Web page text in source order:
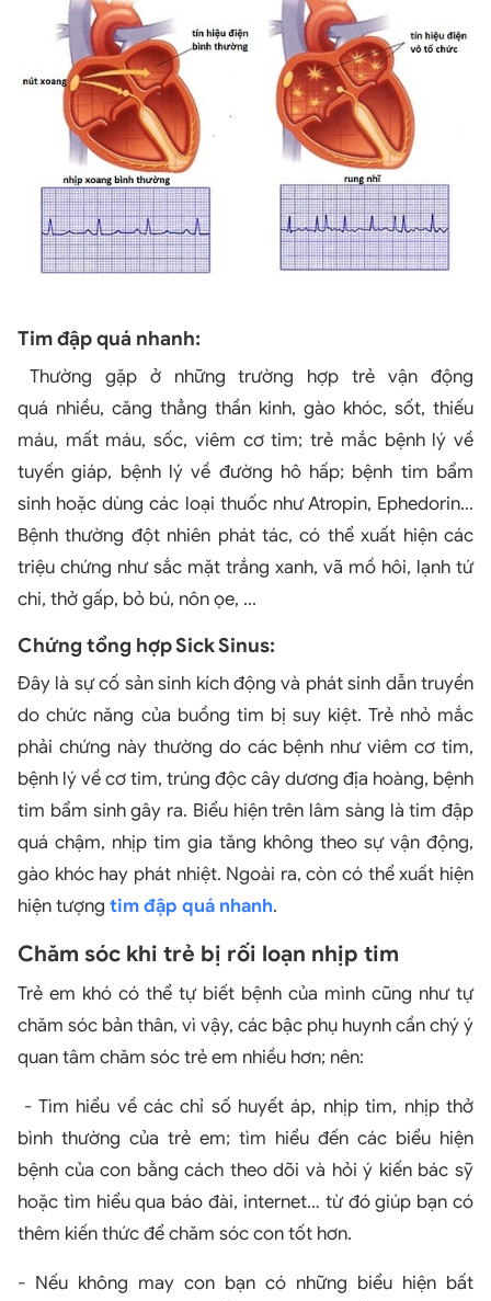
Tim đập quá nhanh:
Thường gặp ở những trường hợp trẻ vận động
quá nhiều, căng thẳng thần kinh, gào khóc, sốt, thiếu
máu, mất máu, sốc, viêm cơ tim; trẻ mắc bệnh lý về
tuyến giáp, bệnh lý về đường hô hấp; bệnh tim bẩm
sinh hoặc dùng các loại thuốc như Atropin, Ephedorin…
Bệnh thường đột nhiên phát tác, có thể xuất hiện các
triệu chứng như sắc mặt trắng xanh, vã mồ hôi, lạnh tứ
chi, thở gấp, bỏ bú, nôn ọe, ...
Chứng tổng hợp Sick Sinus:
Đây là sự cố sản sinh kích động và phát sinh dẫn truyền
do chức năng của buồng tim bị suy kiệt. Trẻ nhỏ mắc
phải chứng này thường do các bệnh như viêm cơ tim,
bệnh lý về cơ tim, trúng độc cây dương địa hoàng, bệnh
tim bẩm sinh gây ra. Biểu hiện trên lâm sàng là tim đập
quá chậm, nhịp tim gia tăng không theo sự vận động,
gào khóc hay phát nhiệt. Ngoài ra, còn có thể xuất hiện
hiện tượng tim đập quá nhanh.
Chăm sóc khi trẻ bị rối loạn nhịp tim
Trẻ em khó có thể tự biết bệnh của mình cũng như tự
chăm sóc bản thân, vì vậy, các bậc phụ huynh cần chý ý
quan tâm chăm sóc trẻ em nhiều hơn; nên:
- Tìm hiểu về các chỉ số huyết áp, nhịp tim, nhịp thở
bình thường của trẻ em; tìm hiểu đến các biểu hiện
bệnh của con bằng cách theo dõi và hỏi ý kiến bác sỹ
hoặc tìm hiểu qua báo đài, internet… từ đó giúp bạn có
thêm kiến thức để chăm sóc con tốt hơn.
- Nếu không may con bạn có những biểu hiện bất